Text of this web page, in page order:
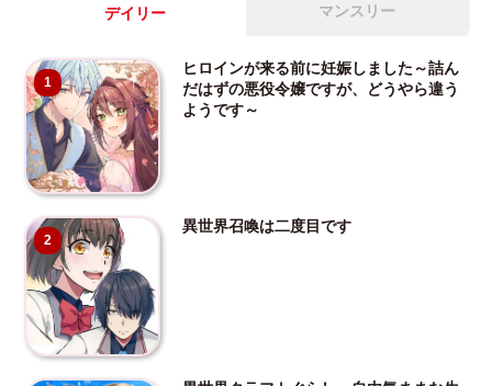
デイリー マンスリー
1
ヒロインが来る前に妊娠しました～詰ん
だはずの悪役令嬢ですが、どうやら違う
ようです～
2
異世界召喚は二度目です